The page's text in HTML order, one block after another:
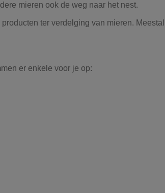
mieren ook de weg naar het nest.
ter verdelging van mieren.
er enkele voor je op: